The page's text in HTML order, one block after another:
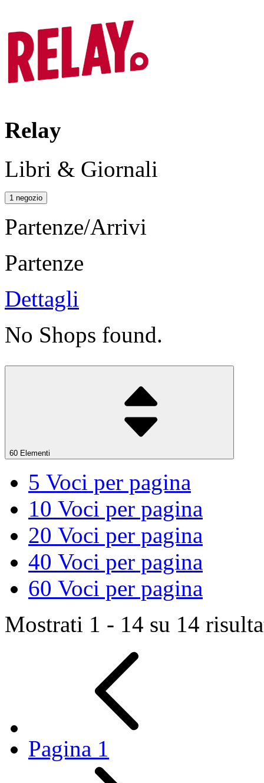
Relay
Libri & Giornali
1 negozio
Partenze/Arrivi
Partenze
Dettagli
No Shops found.
60 Elementi
5 Voci per pagina
10 Voci per pagina
20 Voci per pagina
40 Voci per pagina
60 Voci per pagina
Mostrati 1 - 14 su 14
Pagina 1